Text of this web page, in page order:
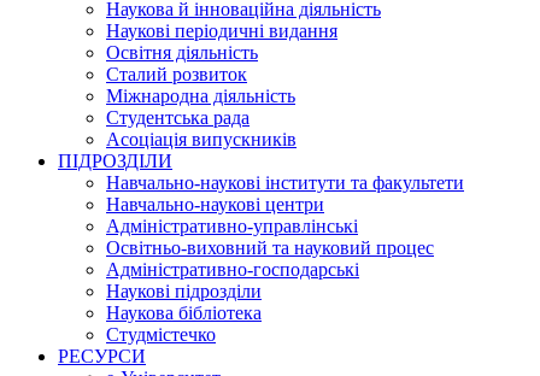
Наукова й інноваційна діяльність
Наукові періодичні видання
Освітня діяльність
Сталий розвиток
Міжнародна діяльність
Студентська рада
Асоціація випускників
ПІДРОЗДІЛИ
Навчально-наукові інститути та факультети
Навчально-наукові центри
Адміністративно-управлінські
Освітньо-виховний та науковий процес
Адміністративно-господарські
Наукові підрозділи
Наукова бібліотека
Студмістечко
РЕСУРСИ